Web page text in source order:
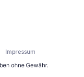
ohne Gewähr.
Impressum